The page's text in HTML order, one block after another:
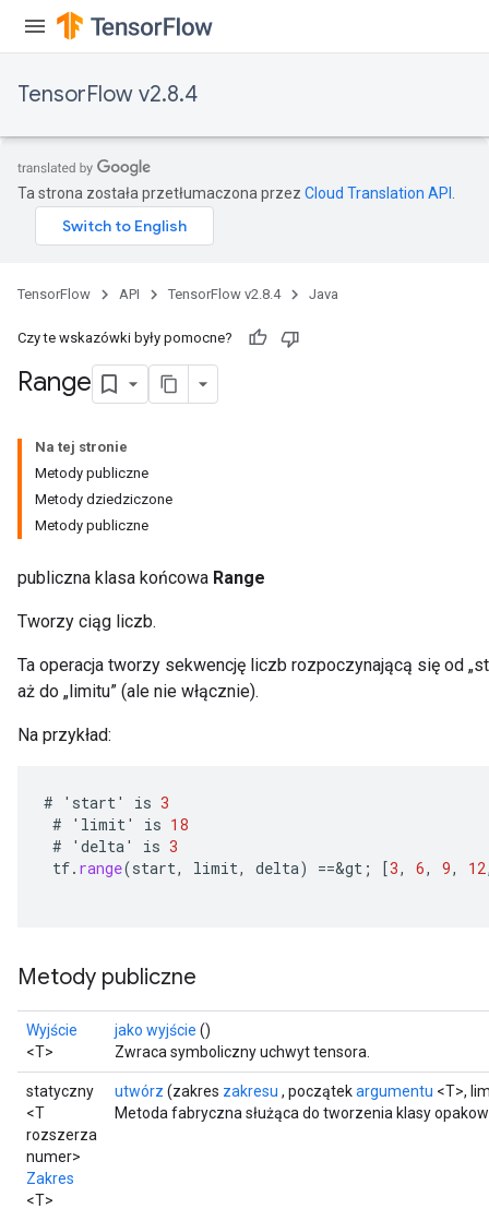
TensorFlow v2.8.4
Ta strona została przetłumaczona przez Cloud Translation API
TensorFlow API TensorFlow v2.8.4 Java
Czy te wskazówki były pomocne?
Range
Na tej stronie
Metody publiczne
Metody dziedziczone
Metody publiczne
publiczna klasa końcowa Range
Tworzy ciąg liczb.
Ta operacja tworzy sekwencję liczb rozpoczynającą się od
aż do „limitu” (ale nie włącznie).
Na przykład:
# ' start' is 3
#
' limit' is 18
#
' delta' is 3
tf. range(start, limit, delta) ==&gt ; [3, 6, 9, 12
Metody publiczne
Wyjście
<T>
jako wyjście ()
Zwraca symboliczny uchwyt tensora.
statyczny
<T
rozszerza
numer>
Zakres
<T>
utwórz (zakres zakresu , początekargumentu <T>,
Metoda fabryczna służąca do tworzenia klasy